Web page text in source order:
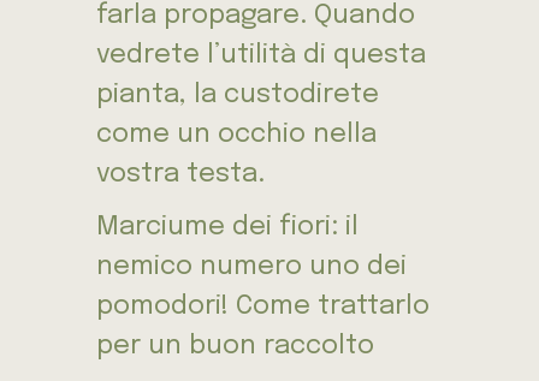
farla propagare. Quando
vedrete l’utilità di questa
pianta, la custodirete
come un occhio nella
vostra testa.
Marciume dei fiori: il
nemico numero uno dei
pomodori! Come trattarlo
per un buon raccolto